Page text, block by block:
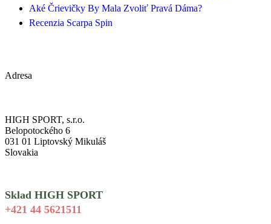
Aké Črievičky By Mala Zvoliť Pravá Dáma?
Recenzia Scarpa Spin
Adresa
HIGH SPORT, s.r.o.
Belopotockého 6
031 01 Liptovský Mikuláš
Slovakia
Sklad HIGH SPORT
+421 44 5621511